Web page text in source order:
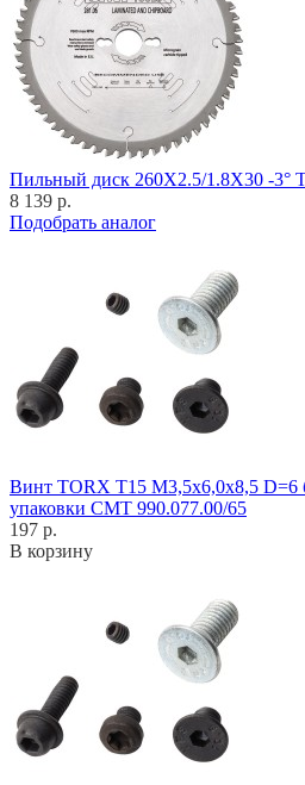
Пильный диск 260X2.5/1.8X30 -3°
8 139 р.
Подобрать аналог
Винт TORX T15 M3,5x6,0x8,5 D=6
упаковки CMT 990.077.00/65
197 р.
В корзину